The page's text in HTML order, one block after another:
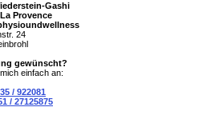
Gashi
Provence
24
gewünscht?
einfach an:
/ 922081
/ 27125875